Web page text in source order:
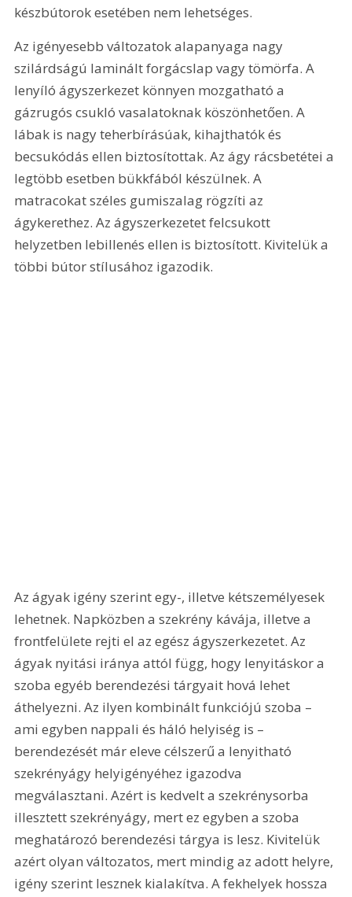
készbútorok esetében nem lehetséges.
Az igényesebb változatok alapanyaga nagy
szilárdságú laminált forgácslap vagy tömörfa. A
lenyíló ágyszerkezet könnyen mozgatható a
gázrugós csukló vasalatoknak köszönhetően. A
lábak is nagy teherbírásúak, kihajthatók és
becsukódás ellen biztosítottak. Az ágy rácsbetétei a
legtöbb esetben bükkfából készülnek. A
matracokat széles gumiszalag rögzíti az
ágykerethez. Az ágyszerkezetet felcsukott
helyzetben lebillenés ellen is biztosított. Kivitelük a
többi bútor stílusához igazodik.
Az ágyak igény szerint egy-, illetve kétszemélyesek
lehetnek. Napközben a szekrény kávája, illetve a
frontfelülete rejti el az egész ágyszerkezetet. Az
ágyak nyitási iránya attól függ, hogy lenyitáskor a
szoba egyéb berendezési tárgyait hová lehet
áthelyezni. Az ilyen kombinált funkciójú szoba –
ami egyben nappali és háló helyiség is –
berendezését már eleve célszerű a lenyitható
szekrényágy helyigényéhez igazodva
megválasztani. Azért is kedvelt a szekrénysorba
illesztett szekrényágy, mert ez egyben a szoba
meghatározó berendezési tárgya is lesz. Kivitelük
azért olyan változatos, mert mindig az adott helyre,
igény szerint lesznek kialakítva. A fekhelyek hossza